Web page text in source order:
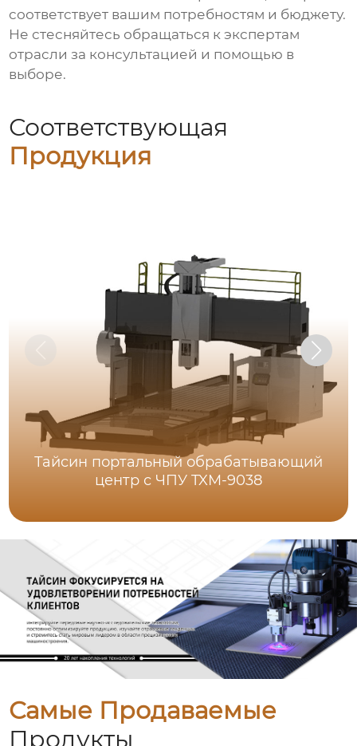
соответствует вашим потребностям и бюджету.
Не стесняйтесь обращаться к экспертам
отрасли за консультацией и помощью в
выборе.
Соответствующая
Продукция
Тайсин портальный обрабатывающий
центр с ЧПУ TXM-9038
Самые Продаваемые
Продукты